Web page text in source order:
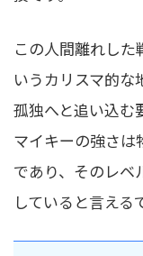
この人間離れし
いうカリスマ的な
孤独へと追い込む
マイキーの強さは
であり、そのレベ
していると言える